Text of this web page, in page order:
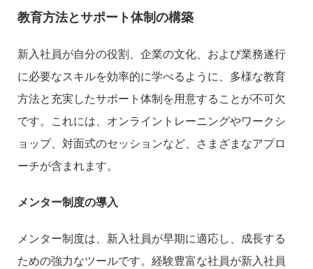
教育方法とサポート体制の構築
新入社員が自分の役割、企業の文化、および業務遂行
に必要なスキルを効率的に学べるように、多様な教育
方法と充実したサポート体制を用意することが不可欠
です。これには、オンライントレーニングやワークシ
ョップ、対面式のセッションなど、さまざまなアプロ
ーチが含まれます。
メンター制度の導入
メンター制度は、新入社員が早期に適応し、成長する
ための強力なツールです。経験豊富な社員が新入社員